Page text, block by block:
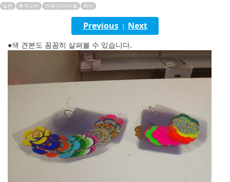
ภาษาไทย
일본 후쿠오카 연예인/아이돌 취미
Previous| Next
●색 견본도 꼼꼼히 살펴볼 수 있습니다.